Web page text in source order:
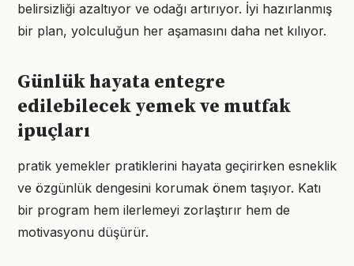
belirsizliği azaltıyor ve odağı artırıyor. İyi hazırlanmış
bir plan, yolculuğun her aşamasını daha net kılıyor.
Günlük hayata entegre
edilebilecek yemek ve mutfak
ipuçları
pratik yemekler pratiklerini hayata geçirirken esneklik
ve özgünlük dengesini korumak önem taşıyor. Katı
bir program hem ilerlemeyi zorlaştırır hem de
motivasyonu düşürür.